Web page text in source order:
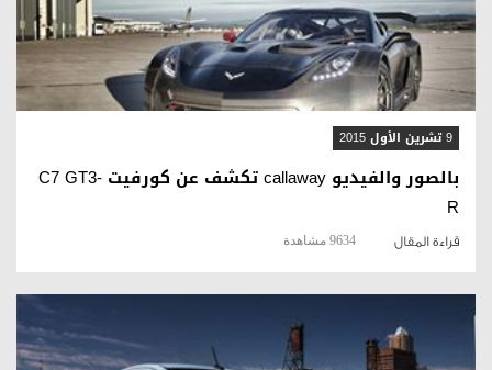
قراءة المقال
9 تشرين الأول 2015
بالصور والفيديو callaway تكشف عن كورفيت C7 GT3-
R
قراءة المقال 9634 مشاهدة